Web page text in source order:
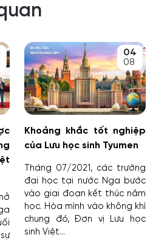
04
08
Khoảng khắc tốt nghiệp
của Lưu học sinh Tyumen
Tháng 07/2021, các trường
đại học tại nước Nga bước
vào giai đoạn kết thúc năm
học. Hòa mình vào không khí
chung đó, Đơn vị Lưu học
sinh Việt...